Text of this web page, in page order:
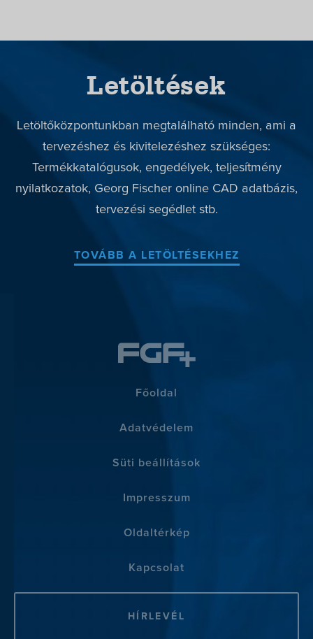
Letöltések
Letöltőközpontunkban megtalálható minden, ami a
tervezéshez és kivitelezéshez szükséges:
Termékkatalógusok, engedélyek, teljesítmény
nyilatkozatok, Georg Fischer online CAD adatbázis,
tervezési segédlet stb.
TOVÁBB A LETÖLTÉSEKHEZ
Főoldal
Adatvédelem
Süti beállítások
Impresszum
Oldaltérkép
Kapcsolat
HÍRLEVÉL